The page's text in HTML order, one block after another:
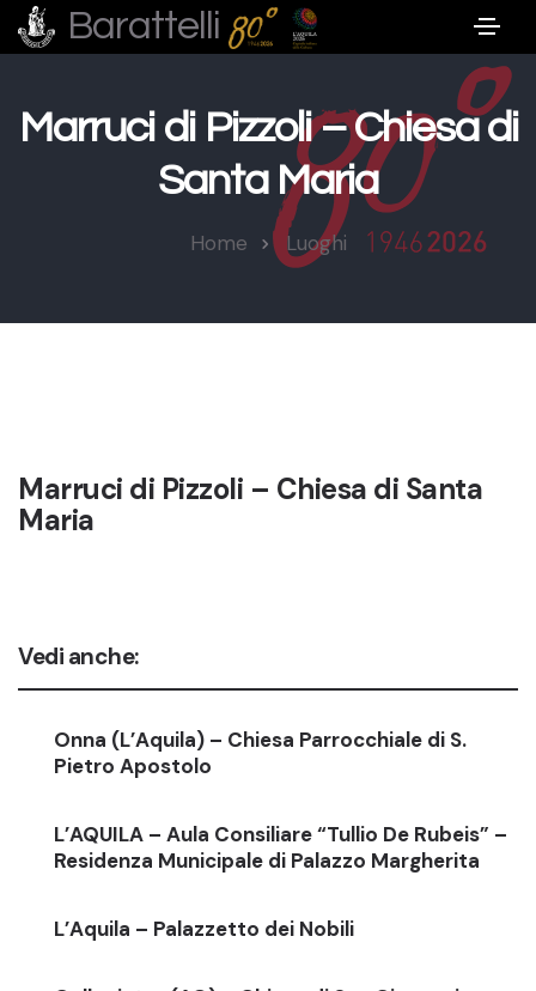
Barattelli
Marruci di Pizzoli – Chiesa di
Santa Maria
Home Luoghi
Marruci di Pizzoli – Chiesa di Santa
Maria
Vedi anche:
Onna (L’Aquila) – Chiesa Parrocchiale di S.
Pietro Apostolo
L’AQUILA – Aula Consiliare “Tullio De Rubeis” –
Residenza Municipale di Palazzo Margherita
L’Aquila – Palazzetto dei Nobili